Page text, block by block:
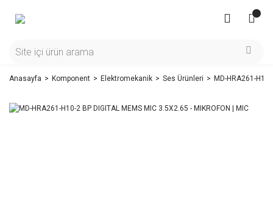
Anasayfa Komponent Elektromekanik Ses Ürünleri MD-HRA261-